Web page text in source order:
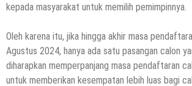
kepada masyarakat untuk memilih pemimpinnya.
Oleh karena itu, jika hingga akhir masa
Agustus 2024, hanya ada satu pasangan calon
diharapkan memperpanjang masa pendaftaran
untuk memberikan kesempatan lebih luas bagi